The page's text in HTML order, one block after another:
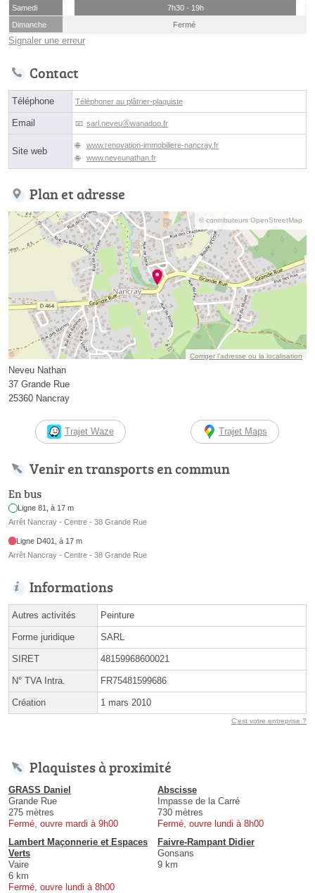
Samedi
7h30 - 19h
Dimanche
Fermé
Signaler une erreur
Contact
Téléphone Téléphoner au plâtrier-plaquiste
Email sarl.neveuⓐwanadoo.fr
Site web
www.renovation-immobiliere-nancray.fr
www.neveunathan.fr
Plan et adresse
© contributeurs OpenStreetMap
Corriger l’adresse ou la localisation
Neveu Nathan
37 Grande Rue
25360 Nancray
Trajet Waze Trajet Maps
Venir en transports en commun
En bus
Ligne 81, à 17 m
Arrêt Nancray - Centre - 38 Grande Rue
Ligne D401, à 17 m
Arrêt Nancray - Centre - 38 Grande Rue
Informations
Autres activités Peinture
Forme juridique SARL
SIRET 48159968600021
N° TVA Intra. FR75481599686
Création 1 mars 2010
C'est votre entreprise ?
Plaquistes à proximité
GRASS Daniel
Grande Rue
275 mètres
Fermé, ouvre mardi à 9h00
Abscisse
Impasse de la Carré
730 mètres
Fermé, ouvre lundi à 8h00
Lambert Maçonnerie et Espaces
Verts
Vaire
6 km
Fermé, ouvre lundi à 8h00
Faivre-Rampant Didier
Gonsans
9 km